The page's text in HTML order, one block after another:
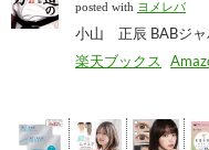
posted with ヨメレバ
小山 正辰 BABジ
楽天ブックス